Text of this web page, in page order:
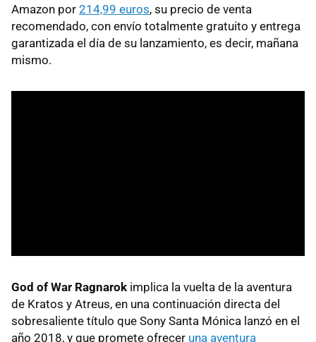
Amazon por 214,99 euros, su precio de venta
recomendado, con envío totalmente gratuito y entrega
garantizada el día de su lanzamiento, es decir, mañana
mismo.
God of War Ragnarok implica la vuelta de la aventura
de Kratos y Atreus, en una continuación directa del
sobresaliente título que Sony Santa Mónica lanzó en el
año 2018, y que promete ofrecer una aventura